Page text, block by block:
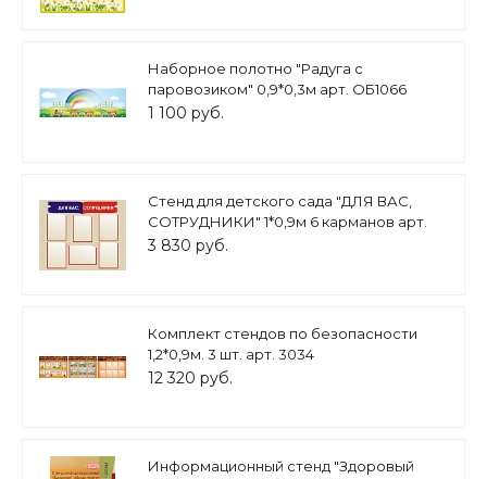
Наборное полотно "Радуга с
паровозиком" 0,9*0,3м арт. ОБ1066
1 100 руб.
Стенд для детского сада "ДЛЯ ВАС,
СОТРУДНИКИ" 1*0,9м 6 карманов арт.
3908
3 830 руб.
Комплект стендов по безопасности
1,2*0,9м. 3 шт. арт. 3034
12 320 руб.
Информационный стенд "Здоровый